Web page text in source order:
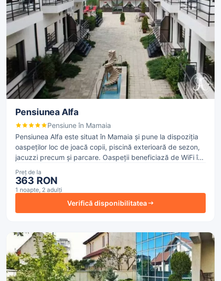
Pensiunea Alfa
Pensiune în Mamaia
Pensiunea Alfa este situat în Mamaia și pune la dispoziția
oaspeților loc de joacă copii, piscină exterioară de sezon,
jacuzzi precum și parcare. Oaspeții beneficiază de WiFi în
Preț de la
363 RON
1 noapte, 2 adulți
Verifică disponibilitatea